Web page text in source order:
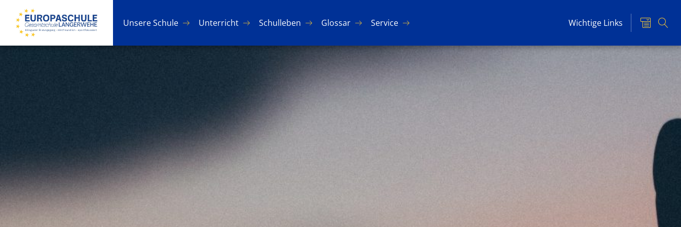
Un­se­re Schu­le Un­ter­richt Schul­le­ben Glos­sar Ser­vice Wichtige Links